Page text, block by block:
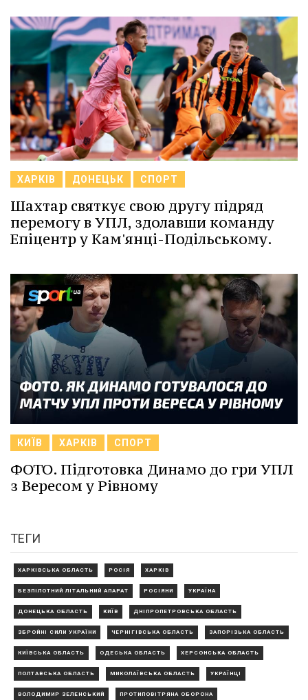
ХАРКІВ ДОНЕЦЬК СПОРТ
Шахтар святкує свою другу підряд
перемогу в УПЛ, здолавши команду
Епіцентр у Кам'янці-Подільському.
КИЇВ ХАРКІВ СПОРТ
ФОТО. Підготовка Динамо до гри УПЛ
з Вересом у Рівному
ТЕГИ
ХАРКІВСЬКА ОБЛАСТЬ РОСІЯ ХАРКІВ
БЕЗПІЛОТНИЙ ЛІТАЛЬНИЙ АПАРАТ РОСІЯНИ УКРАЇНА
ДОНЕЦЬКА ОБЛАСТЬ КИЇВ ДНІПРОПЕТРОВСЬКА ОБЛАСТЬ
ЗБРОЙНІ СИЛИ УКРАЇНИ ЧЕРНІГІВСЬКА ОБЛАСТЬ ЗАПОРІЗЬКА ОБЛАСТЬ
КИЇВСЬКА ОБЛАСТЬ ОДЕСЬКА ОБЛАСТЬ ХЕРСОНСЬКА ОБЛАСТЬ
ПОЛТАВСЬКА ОБЛАСТЬ МИКОЛАЇВСЬКА ОБЛАСТЬ УКРАЇНЦІ
ВОЛОДИМИР ЗЕЛЕНСЬКИЙ ПРОТИПОВІТРЯНА ОБОРОНА